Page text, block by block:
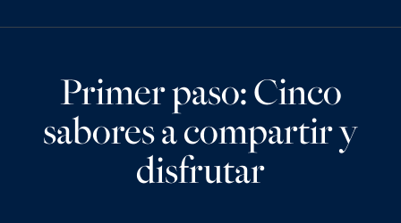
Primer paso: Cinco
sabores a compartir y
disfrutar